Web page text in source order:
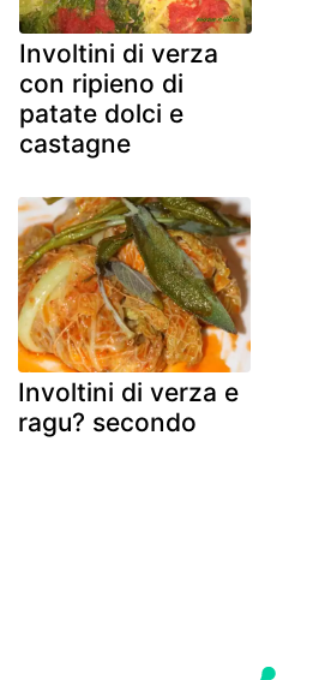
Involtini di verza
con ripieno di
patate dolci e
castagne
Involtini di verza e
ragu? secondo